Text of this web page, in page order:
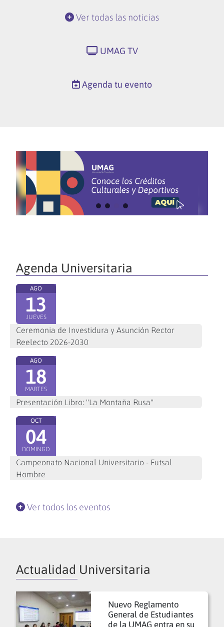
Ver todas las noticias
UMAG TV
Agenda tu evento
Agenda Universitaria
AGO
13
JUEVES
Ceremonia de Investidura y Asunción Rector
Reelecto 2026-2030
AGO
18
MARTES
Presentación Libro: "La Montaña Rusa"
OCT
04
DOMINGO
Campeonato Nacional Universitario - Futsal
Hombre
Ver todos los eventos
Actualidad Universitaria
Nuevo Reglamento
General de Estudiantes
de la UMAG entra en su